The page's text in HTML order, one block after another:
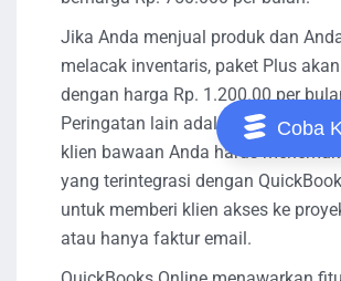
Jika Anda menjual produk dan
melacak inventaris, paket Plus
dengan harga Rp. 1.200.00 per
Peringatan lain adalah bahwa
klien bawaan Anda harus
yang terintegrasi dengan
untuk memberi klien akses ke
atau hanya faktur email.
Coba